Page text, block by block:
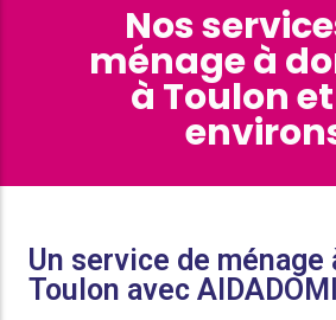
Nos
ménage à
à Toulon
Un service de ménage
Toulon avec AIDADOMI